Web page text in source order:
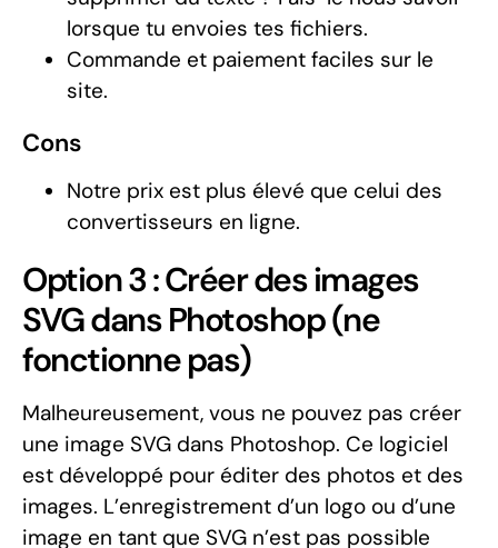
lorsque tu envoies tes fichiers.
Commande et paiement faciles sur le
site.
Cons
Notre prix est plus élevé que celui des
convertisseurs en ligne.
Option 3 : Créer des images
SVG dans Photoshop (ne
fonctionne pas)
Malheureusement, vous ne pouvez pas créer
une image SVG dans Photoshop. Ce logiciel
est développé pour éditer des photos et des
images. L’enregistrement d’un logo ou d’une
image en tant que SVG n’est pas possible